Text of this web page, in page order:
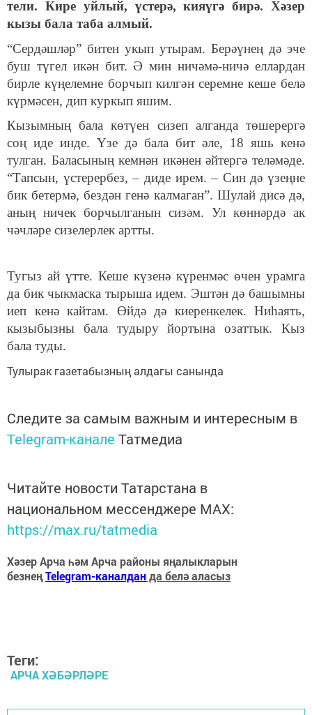
тели. Кире уйлый, үстерә, кияүгә бирә. Хәзер
кызы бала таба алмый.
“Сердәшләр” битен укып утырам. Берәүнең дә эче
буш түгел икән бит. Ә мин ничәмә-ничә еллардан
бирле күңелемне борчып килгән серемне кеше белә
күрмәсен, дип куркып яшим.
Кызымның бала көтүен сизеп алганда төшерергә
соң иде инде. Үзе дә бала бит әле, 18 яшь кенә
тулган. Баласының кемнән икәнен әйтергә теләмәде.
“Тапсын, үстерербез, – диде ирем. – Син дә үзеңне
бик бетермә, бездән генә калмаган”. Шулай дисә дә,
аның ничек борчылганын сизәм. Ул көннәрдә ак
чәчләре сизелерлек артты.
Тугыз ай үтте. Кеше күзенә күренмәс өчен урамга
да бик чыкмаска тырыша идем. Эштән дә башымны
иеп кенә кайтам. Өйдә дә киеренкелек. Ниһаять,
кызыбызны бала тудыру йортына озаттык. Кыз
бала туды.
Тулырак газетабызның алдагы санында
Следите за самым важным и интересным в
Telegram-канале Татмедиа
Читайте новости Татарстана в
национальном мессенджере MАХ:
https://max.ru/tatmedia
Хәзер Арча һәм Арча районы яңалыкларын
безнеңTelegram-каналданда белә аласыз
Теги:
АРЧА ХӘБӘРЛӘРЕ